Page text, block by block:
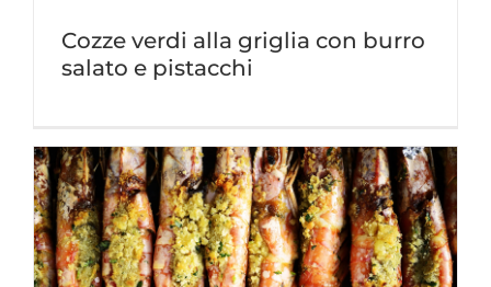
Cozze verdi alla griglia con burro
salato e pistacchi